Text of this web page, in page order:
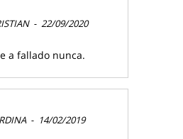
- 22/09/2020
a fallado nunca.
- 14/02/2019